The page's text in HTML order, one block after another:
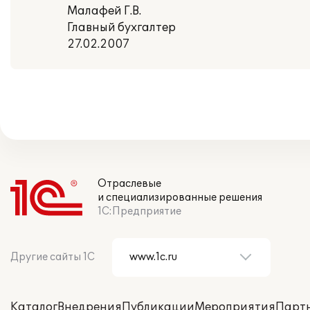
Малафей Г.В.
Главный бухгалтер
27.02.2007
Отраслевые
и специализированные решения
1С:Предприятие
Другие сайты 1С
КаталогВнедрения ПубликацииМероприятия